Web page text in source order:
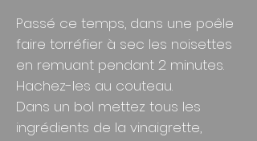
Passé ce temps, dans une poêle
faire torréfier à sec les noisettes
en remuant pendant 2 minutes.
Hachez-les au couteau.
Dans un bol mettez tous les
ingrédients de la vinaigrette,